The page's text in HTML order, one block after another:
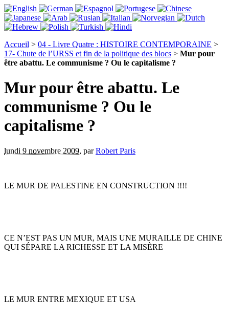
Accueil > 04 - Livre Quatre : HISTOIRE CONTEMPORAINE >
17- Chute de l’URSS et fin de la politique des blocs > Mur pour
être abattu. Le communisme ? Ou le capitalisme ?
Mur pour être abattu. Le
communisme ? Ou le
capitalisme ?
lundi 9 novembre 2009, parRobert Paris
LE MUR DE PALESTINE EN CONSTRUCTION !!!!
CE N’EST PAS UN MUR, MAIS UNE MURAILLE DE CHINE
QUI SÉPARE LA RICHESSE ET LA MISÈRE
LE MUR ENTRE MEXIQUE ET USA